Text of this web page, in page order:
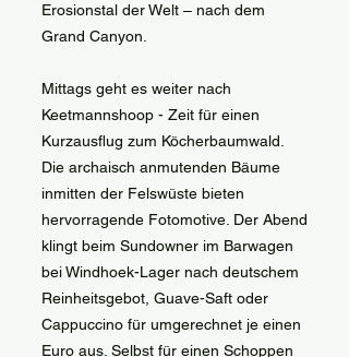
Erosionstal der Welt – nach dem
Grand Canyon.
Mittags geht es weiter nach
Keetmannshoop - Zeit für einen
Kurzausflug zum Köcherbaumwald.
Die archaisch anmutenden Bäume
inmitten der Felswüste bieten
hervorragende Fotomotive. Der Abend
klingt beim Sundowner im Barwagen
bei Windhoek-Lager nach deutschem
Reinheitsgebot, Guave-Saft oder
Cappuccino für umgerechnet je einen
Euro aus. Selbst für einen Schoppen